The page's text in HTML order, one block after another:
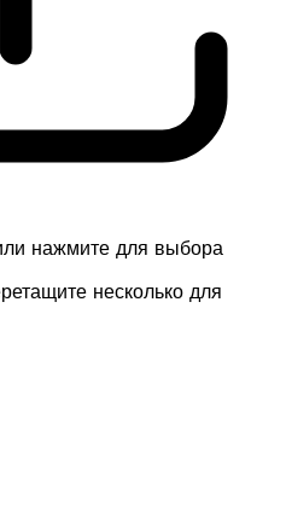
нажмите для выбора
несколько для